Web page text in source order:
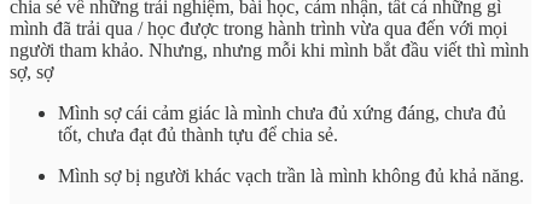
chia sẻ về những trải nghiệm, bài học, cảm nhận, tất cả những gì
mình đã trải qua / học được trong hành trình vừa qua đến với mọi
người tham khảo. Nhưng, nhưng mỗi khi mình bắt đầu viết thì mình
sợ, sợ
Mình sợ cái cảm giác là mình chưa đủ xứng đáng, chưa đủ
tốt, chưa đạt đủ thành tựu để chia sẻ.
Mình sợ bị người khác vạch trần là mình không đủ khả năng.